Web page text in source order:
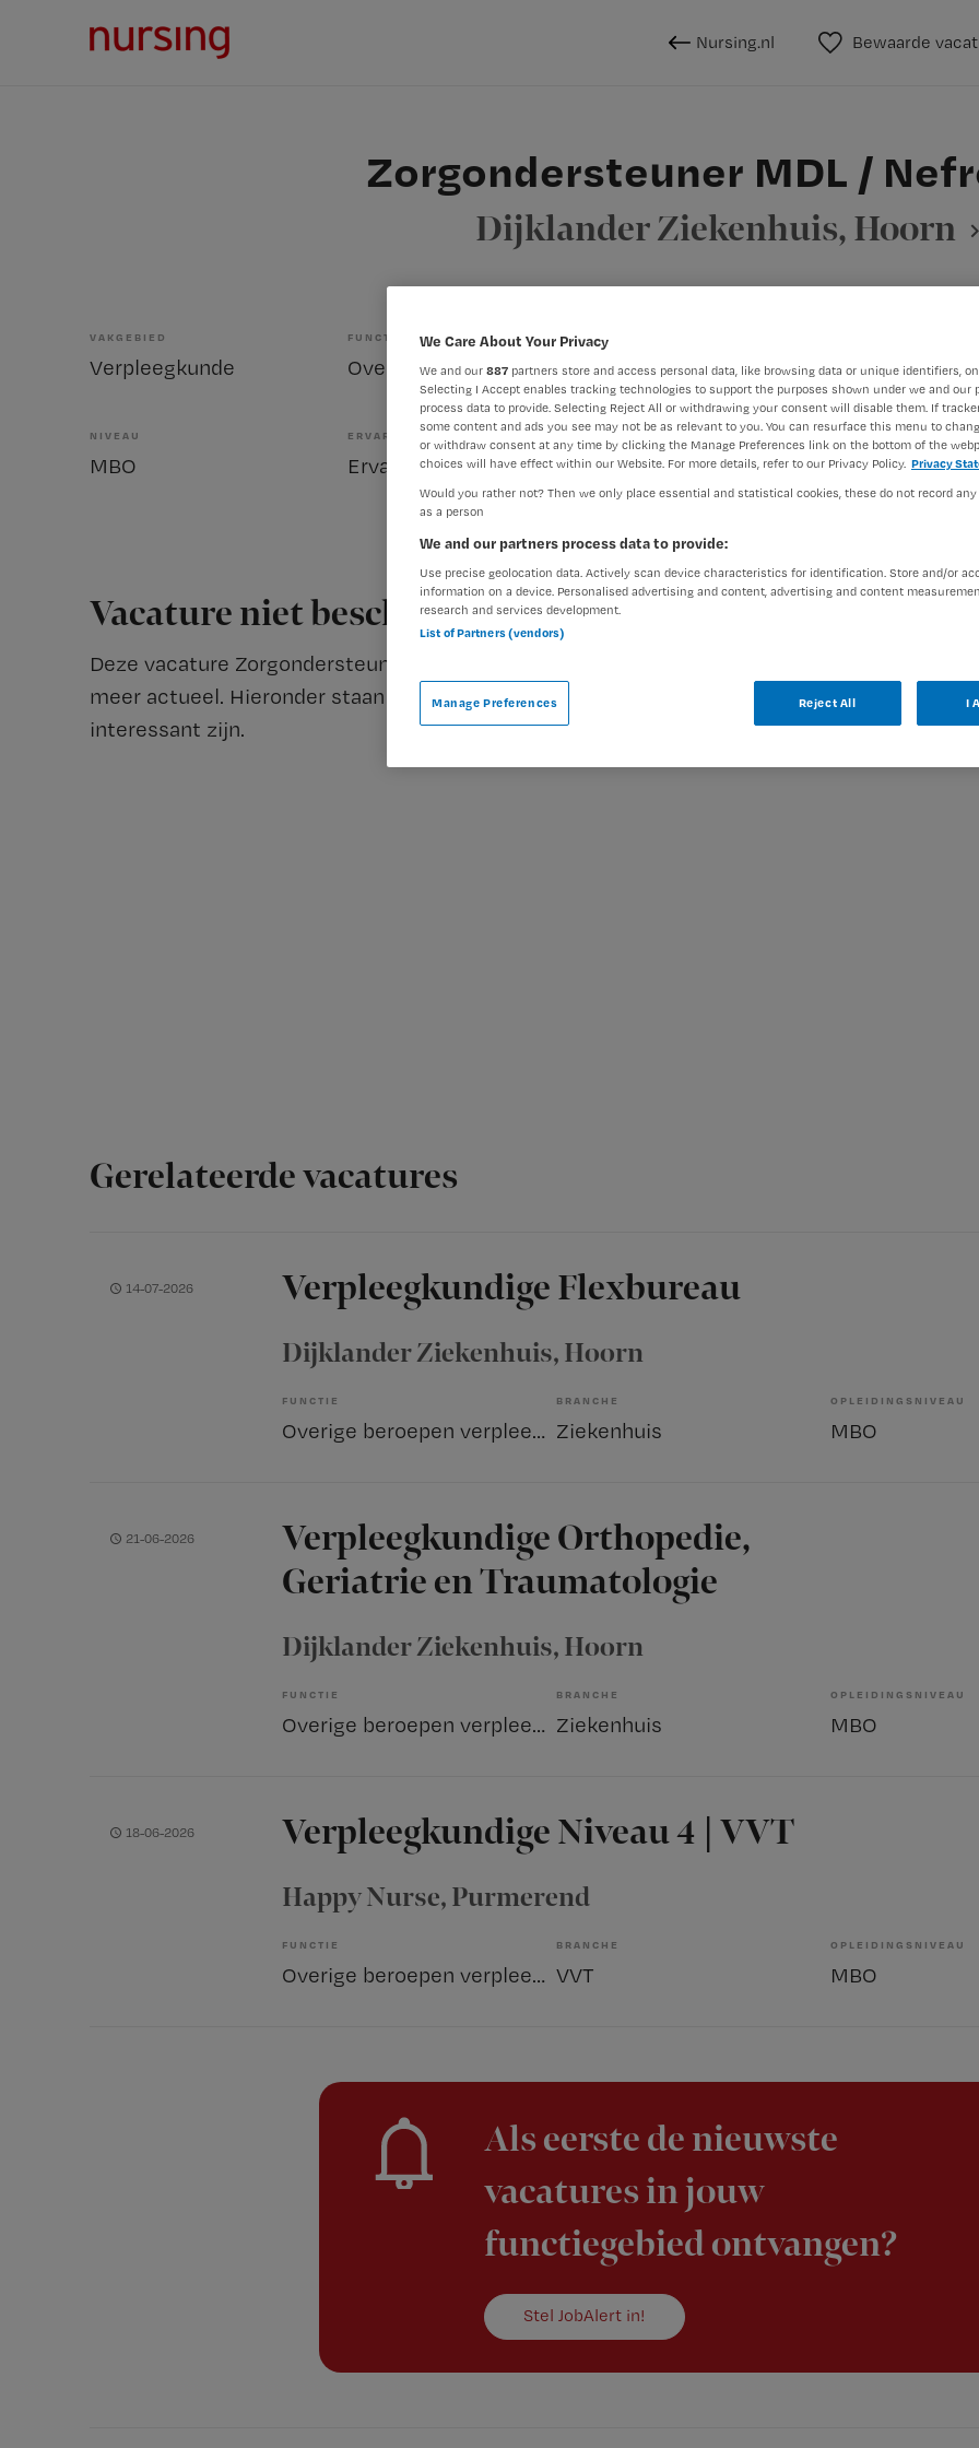
Nursing.nl Bewaarde
Zorgondersteuner MDL /
Dijklander Ziekenhuis, Hoorn
VAKGEBIED
Verpleegkunde
FUNCTIE
Overige beroepen verpleegkunde Ziekenhuis Vaste
NIVEAU
MBO
ERVARING
Ervaren
DIENSTVERBAND
Parttime
Vacature niet beschikbaar
Deze vacature Zorgondersteuner MDL / Nefrologie bij Dijklander Ziekenhuis is niet
meer actueel. Hieronder staan enkele vergelijkbare vacatures die voor u wellicht
interessant zijn.
Gerelateerde vacatures
14-07-2026 Verpleegkundige Flexbureau
Dijklander Ziekenhuis, Hoorn
FUNCTIE
Overige beroepen verpleegkunde
BRANCHE
Ziekenhuis
OPLEIDINGSNIVEAU
MBO
21-06-2026
Verpleegkundige Orthopedie,
Geriatrie en Traumatologie
Dijklander Ziekenhuis, Hoorn
FUNCTIE
Overige beroepen verpleegkunde
BRANCHE
Ziekenhuis
OPLEIDINGSNIVEAU
MBO
18-06-2026 Verpleegkundige Niveau 4 | VVT
Happy Nurse, Purmerend
FUNCTIE
Overige beroepen verpleegkunde
BRANCHE
VVT
OPLEIDINGSNIVEAU
MBO
Als eerste de nieuwste
vacatures in jouw
functiegebied ontvangen?
Stel JobAlert in!
We Care About Your Privacy
We and our 887 partners store and access personal data, like browsing data or unique identifiers,
Selecting I Accept enables tracking technologies to support the purposes shown under we and our
process data to provide. Selecting Reject All or withdrawing your consent will disable them. If
some content and ads you see may not be as relevant to you. You can resurface this menu to
or withdraw consent at any time by clicking the Manage Preferences link on the bottom of the
choices will have effect within our Website. For more details, refer to our Privacy Policy. Privacy
Would you rather not? Then we only place essential and statistical cookies, these do not record
as a person
We and our partners process data to provide:
Use precise geolocation data. Actively scan device characteristics for identification. Store and/or
information on a device. Personalised advertising and content, advertising and content
research and services development.
List of Partners (vendors)
Manage Preferences Reject All I